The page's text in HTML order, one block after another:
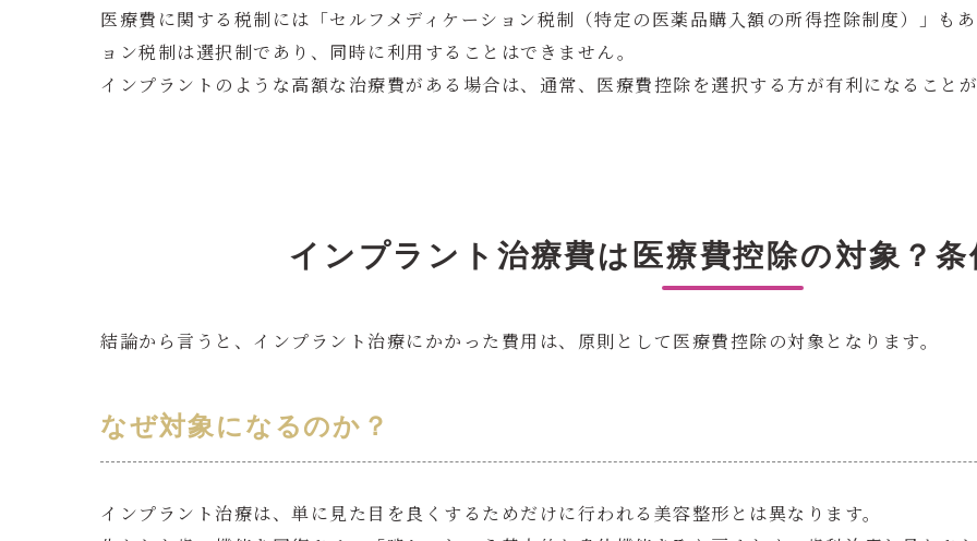
医療費に関する税制には「セルフメディケーション税制（特定の医薬品購入額の所得控除制度）」も
ョン税制は選択制であり、同時に利用することはできません。
インプラントのような高額な治療費がある場合は、通常、医療費控除を選択する方が有利になること
インプラント治療費は医療費控除の対象？
結論から言うと、インプラント治療にかかった費用は、原則として医療費控除の対象となります。
なぜ対象になるのか？
インプラント治療は、単に見た目を良くするためだけに行われる美容整形とは異なります。